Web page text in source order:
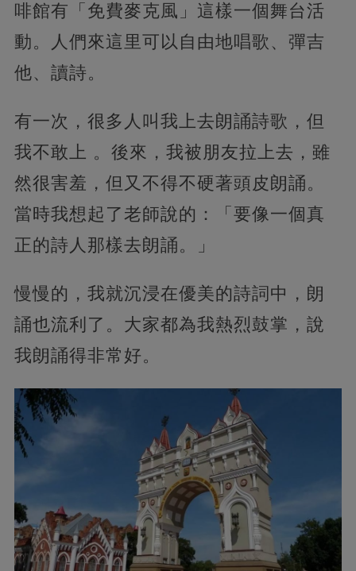
啡館有「免費麥克風」這樣一個舞台活
動。人們來這里可以自由地唱歌、彈吉
他、讀詩。
有一次，很多人叫我上去朗誦詩歌，但
我不敢上 。後來，我被朋友拉上去，雖
然很害羞，但又不得不硬著頭皮朗誦。
當時我想起了老師說的：「要像一個真
正的詩人那樣去朗誦。」
慢慢的，我就沉浸在優美的詩詞中，朗
誦也流利了。大家都為我熱烈鼓掌，說
我朗誦得非常好。